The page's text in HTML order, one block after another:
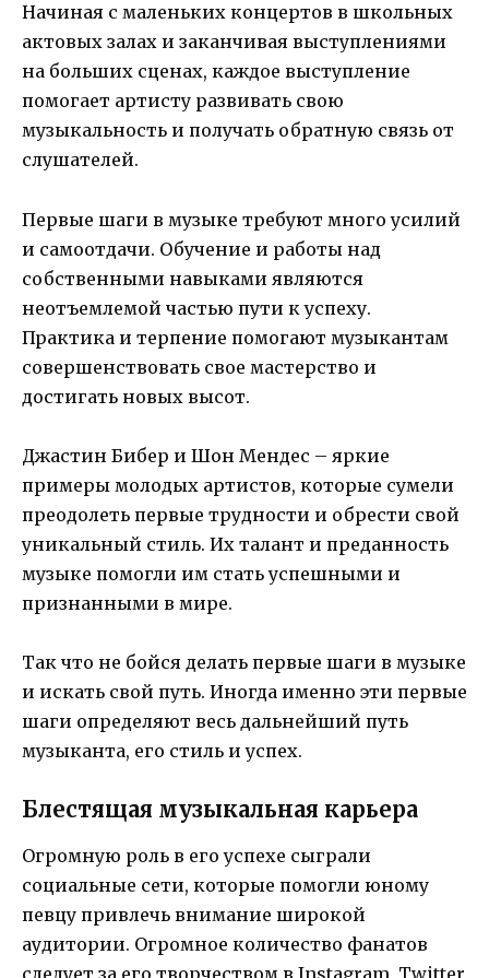
Начиная с маленьких концертов в школьных
актовых залах и заканчивая выступлениями
на больших сценах, каждое выступление
помогает артисту развивать свою
музыкальность и получать обратную связь от
слушателей.
Первые шаги в музыке требуют много усилий
и самоотдачи. Обучение и работы над
собственными навыками являются
неотъемлемой частью пути к успеху.
Практика и терпение помогают музыкантам
совершенствовать свое мастерство и
достигать новых высот.
Джастин Бибер и Шон Мендес – яркие
примеры молодых артистов, которые сумели
преодолеть первые трудности и обрести свой
уникальный стиль. Их талант и преданность
музыке помогли им стать успешными и
признанными в мире.
Так что не бойся делать первые шаги в музыке
и искать свой путь. Иногда именно эти первые
шаги определяют весь дальнейший путь
музыканта, его стиль и успех.
Блестящая музыкальная карьера
Огромную роль в его успехе сыграли
социальные сети, которые помогли юному
певцу привлечь внимание широкой
аудитории. Огромное количество фанатов